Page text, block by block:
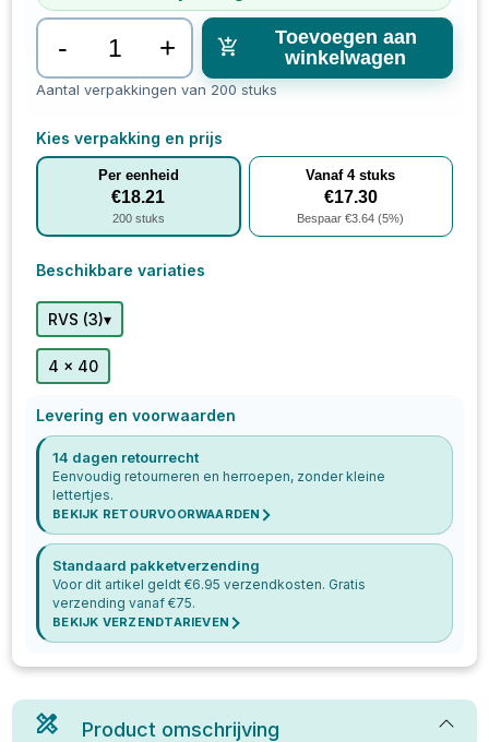
- +
Toevoegen aan
winkelwagen
Aantal verpakkingen van 200 stuks
Kies verpakking en prijs
Per eenheid
€18.21
200stuks
Vanaf4stuks
€17.30
Bespaar €3.64 (5%)
Beschikbare variaties
RVS (3)▾
4 x 40
Levering en voorwaarden
14 dagen retourrecht
Eenvoudig retourneren en herroepen, zonder kleine
lettertjes.
BEKIJK RETOURVOORWAARDEN
Standaard pakketverzending
Voor dit artikel geldt €6.95 verzendkosten. Gratis
verzending vanaf €75.
BEKIJK VERZENDTARIEVEN
Product omschrijving